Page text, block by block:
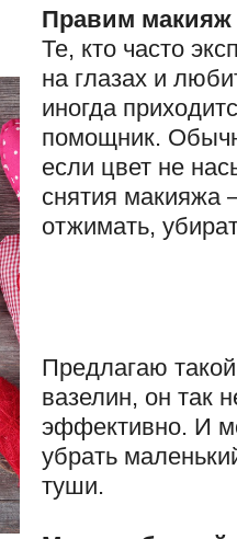
Правим макияж
Те, кто часто
на глазах и
иногда
помощник.
если цвет не
снятия макияжа
отжимать,
Предлагаю
вазелин, он так
эффективно. И
убрать
туши.